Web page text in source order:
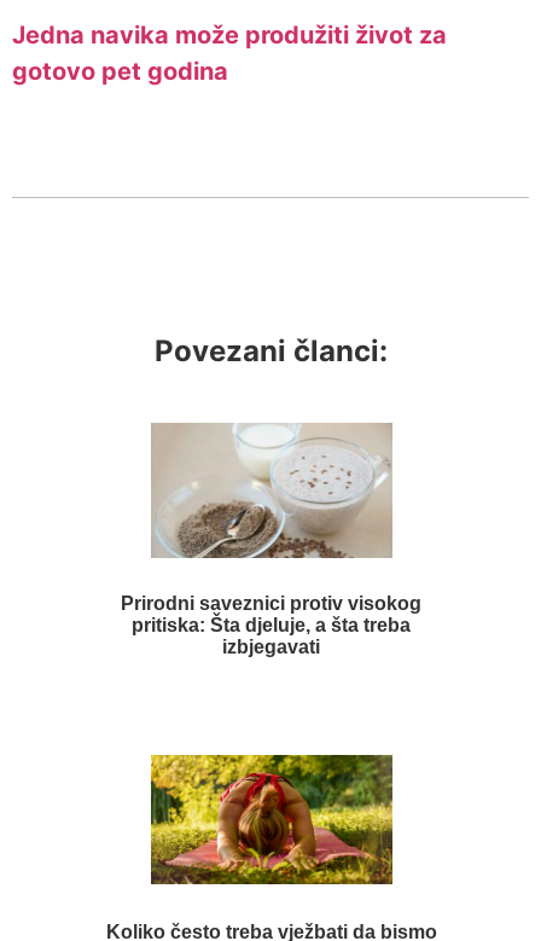
Jedna navika može produžiti život za
gotovo pet godina
Povezani članci:
Prirodni saveznici protiv visokog
pritiska: Šta djeluje, a šta treba
izbjegavati
Koliko često treba vježbati da bismo